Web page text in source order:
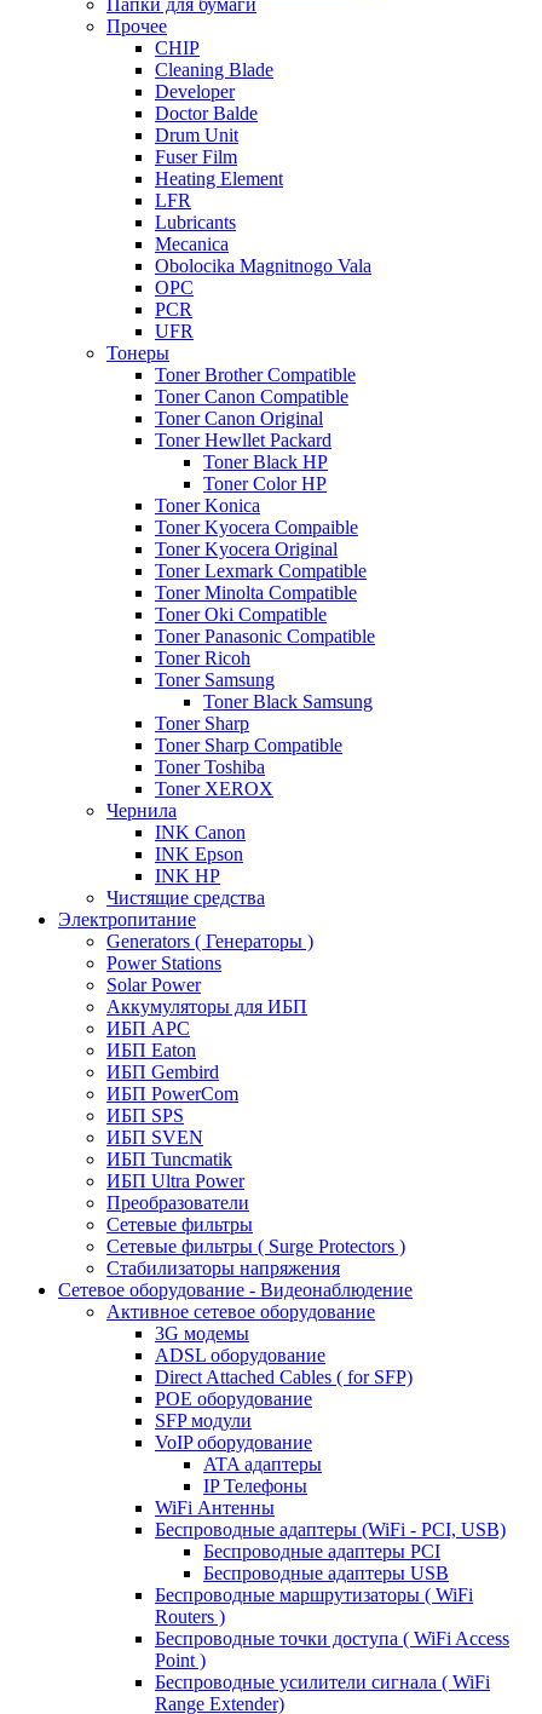
Папки для бумаги
Прочее
CHIP
Cleaning Blade
Developer
Doctor Balde
Drum Unit
Fuser Film
Heating Element
LFR
Lubricants
Mecanica
Obolocika Magnitnogo Vala
OPC
PCR
UFR
Тонеры
Toner Brother Compatible
Toner Canon Compatible
Toner Canon Original
Toner Hewllet Packard
Toner Black HP
Toner Color HP
Toner Konica
Toner Kyocera Compaible
Toner Kyocera Original
Toner Lexmark Compatible
Toner Minolta Compatible
Toner Oki Compatible
Toner Panasonic Compatible
Toner Ricoh
Toner Samsung
Toner Black Samsung
Toner Sharp
Toner Sharp Compatible
Toner Toshiba
Toner XEROX
Чернила
INK Canon
INK Epson
INK HP
Чистящие средства
Электропитание
Generators ( Генераторы )
Power Stations
Solar Power
Аккумуляторы для ИБП
ИБП APC
ИБП Eaton
ИБП Gembird
ИБП PowerCom
ИБП SPS
ИБП SVEN
ИБП Tuncmatik
ИБП Ultra Power
Преобразователи
Сетевые фильтры
Сетевые фильтры ( Surge Protectors )
Стабилизаторы напряжения
Сетевое оборудование - Видеонаблюдение
Активное сетевое оборудование
3G модемы
ADSL оборудование
Direct Attached Cables ( for SFP)
POE оборудование
SFP модули
VoIP оборудование
ATA адаптеры
IP Телефоны
WiFi Антенны
Беспроводные адаптеры (WiFi - PCI, USB)
Беспроводные адаптеры PCI
Беспроводные адаптеры USB
Беспроводные маршрутизаторы ( WiFi
Routers )
Беспроводные точки доступа ( WiFi Access
Point )
Беспроводные усилители сигнала ( WiFi
Range Extender)